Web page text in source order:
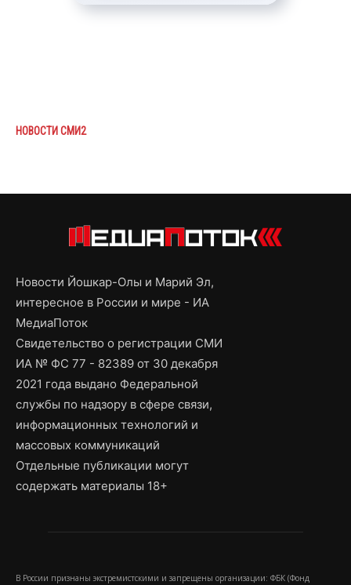
НОВОСТИ СМИ2
Новости Йошкар-Олы и Марий Эл,
интересное в России и мире - ИА
МедиаПоток
Свидетельство о регистрации СМИ
ИА № ФС 77 - 82389 от 30 декабря
2021 года выдано Федеральной
службы по надзору в сфере связи,
информационных технологий и
массовых коммуникаций
Отдельные публикации могут
содержать материалы 18+
В России признаны экстремистскими и запрещены организации: ФБК (Фонд